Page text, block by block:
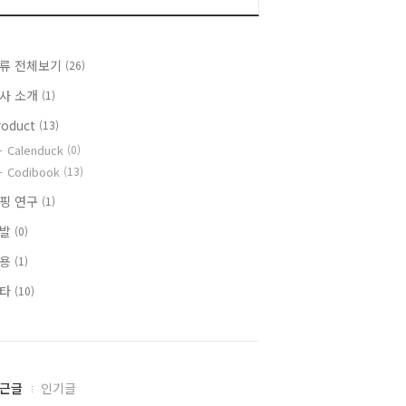
전체보기 (26)
소개 (1)
(13)
Calenduck (0)
Codibook (13)
연구 (1)
(0)
(1)
(10)
글 인기글